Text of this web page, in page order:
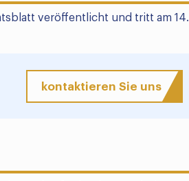
veröffentlicht und tritt am 14.
kontaktieren Sie uns